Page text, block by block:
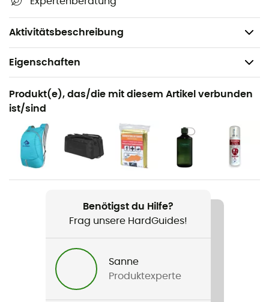
Aktivitätsbeschreibung
Gewicht: 30 g.
Eigenschaften
Geeignet für
Wandern / Trekking / Reise / Alltag
Geschlecht
Herren / Damen
Produkt(e), das/die mit diesem Artikel verbunden
ist/sind
Benötigst du Hilfe?
Frag unsere HardGuides!
Sanne
Produktexperte